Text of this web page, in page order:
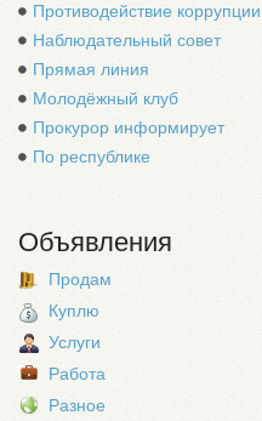
Противодействие коррупции
Наблюдательный совет
Прямая линия
Молодёжный клуб
Прокурор информирует
По республике
Объявления
Продам
Куплю
Услуги
Работа
Разное